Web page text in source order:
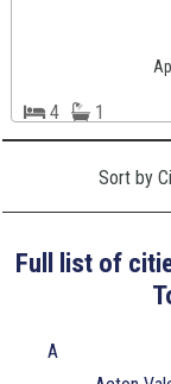
4
1
Sort by
Full list of
A